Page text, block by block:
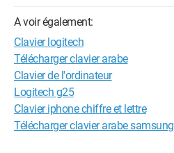
A voir également:
Clavier logitech
Télécharger clavier arabe
Clavier de l'ordinateur
Logitech g25
Clavier iphone chiffre et lettre
Télécharger clavier arabe samsung